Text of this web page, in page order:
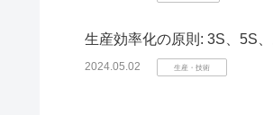
生産効率化の原則: 3S、5S
2024.05.02 生産・技術